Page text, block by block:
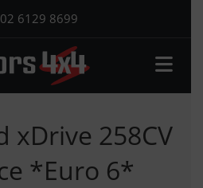
6129 8699
xDrive 258CV
*Euro 6*